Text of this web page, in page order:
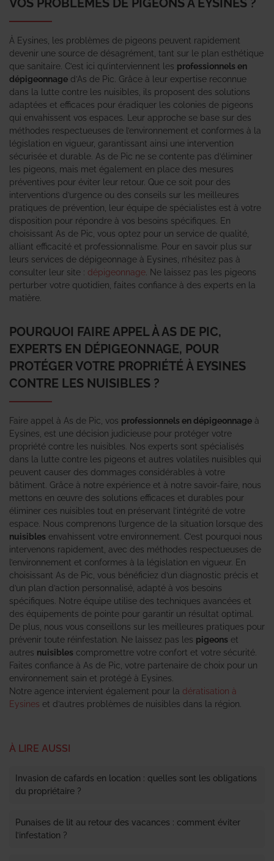
À Eysines, les problèmes de pigeons peuvent rapidement
devenir une source de désagrément, tant sur le plan esthétique
que sanitaire. C’est ici qu’interviennent les professionnels en
dépigeonnage d’As de Pic. Grâce à leur expertise reconnue
dans la lutte contre les nuisibles, ils proposent des solutions
adaptées et efficaces pour éradiquer les colonies de pigeons
qui envahissent vos espaces. Leur approche se base sur des
méthodes respectueuses de l’environnement et conformes à la
législation en vigueur, garantissant ainsi une intervention
sécurisée et durable. As de Pic ne se contente pas d’éliminer
les pigeons, mais met également en place des mesures
préventives pour éviter leur retour. Que ce soit pour des
interventions d’urgence ou des conseils sur les meilleures
pratiques de prévention, leur équipe de spécialistes est à votre
disposition pour répondre à vos besoins spécifiques. En
choisissant As de Pic, vous optez pour un service de qualité,
alliant efficacité et professionnalisme. Pour en savoir plus sur
leurs services de dépigeonnage à Eysines, n’hésitez pas à
consulter leur site : dépigeonnage . Ne laissez pas les pigeons
perturber votre quotidien, faites confiance à des experts en la
matière.
POURQUOI FAIRE APPEL À AS DE PIC,
EXPERTS EN DÉPIGEONNAGE, POUR
PROTÉGER VOTRE PROPRIÉTÉ À EYSINES
CONTRE LES NUISIBLES ?
Faire appel à As de Pic, vos professionnels en dépigeonnage à
Eysines, est une décision judicieuse pour protéger votre
propriété contre les nuisibles. Nos experts sont spécialisés
dans la lutte contre les pigeons et autres volatiles nuisibles qui
peuvent causer des dommages considérables à votre
bâtiment. Grâce à notre expérience et à notre savoir-faire, nous
mettons en œuvre des solutions efficaces et durables pour
éliminer ces nuisibles tout en préservant l’intégrité de votre
espace. Nous comprenons l’urgence de la situation lorsque des
nuisibles envahissent votre environnement. C’est pourquoi nous
intervenons rapidement, avec des méthodes respectueuses de
l’environnement et conformes à la législation en vigueur. En
choisissant As de Pic, vous bénéficiez d’un diagnostic précis et
d’un plan d’action personnalisé, adapté à vos besoins
spécifiques. Notre équipe utilise des techniques avancées et
des équipements de pointe pour garantir un résultat optimal.
De plus, nous vous conseillons sur les meilleures pratiques pour
prévenir toute réinfestation. Ne laissez pas les pigeons et
autres nuisibles compromettre votre confort et votre sécurité.
Faites confiance à As de Pic, votre partenaire de choix pour un
environnement sain et protégé à Eysines.
Notre agence intervient également pour la dératisation à
Eysines et d’autres problèmes de nuisibles dans la région.
À LIRE AUSSI
Invasion de cafards en location : quelles sont les obligations
du propriétaire ?
Punaises de lit au retour des vacances : comment éviter
l’infestation ?